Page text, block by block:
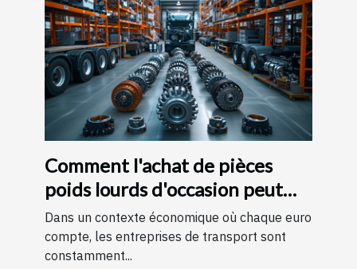
Comment l'achat de pièces
poids lourds d'occasion peut
réduire les coûts opérationnels
des entreprises de transport
Dans un contexte économique où chaque euro
compte, les entreprises de transport sont
constamment...